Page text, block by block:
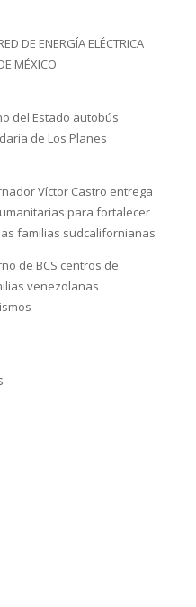
DE ENERGÍA ELÉCTRICA
MÉXICO
del Estado autobús
de Los Planes
Víctor Castro entrega
para fortalecer
familias sudcalifornianas
de BCS centros de
venezolanas